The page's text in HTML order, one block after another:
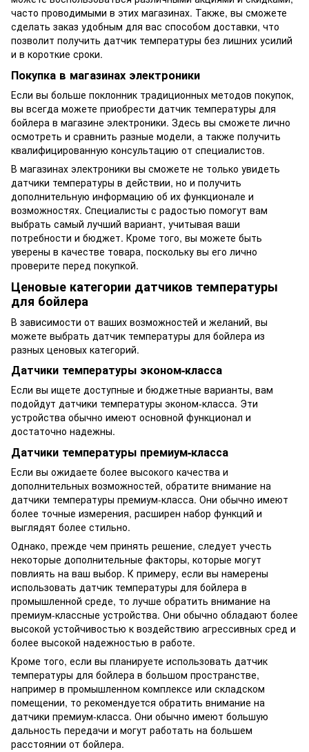
часто проводимыми в этих магазинах. Также, вы сможете
сделать заказ удобным для вас способом доставки, что
позволит получить датчик температуры без лишних усилий
и в короткие сроки.
Покупка в магазинах электроники
Если вы больше поклонник традиционных методов покупок,
вы всегда можете приобрести датчик температуры для
бойлера в магазине электроники. Здесь вы сможете лично
осмотреть и сравнить разные модели, а также получить
квалифицированную консультацию от специалистов.
В магазинах электроники вы сможете не только увидеть
датчики температуры в действии, но и получить
дополнительную информацию об их функционале и
возможностях. Специалисты с радостью помогут вам
выбрать самый лучший вариант, учитывая ваши
потребности и бюджет. Кроме того, вы можете быть
уверены в качестве товара, поскольку вы его лично
проверите перед покупкой.
Ценовые категории датчиков температуры
для бойлера
В зависимости от ваших возможностей и желаний, вы
можете выбрать датчик температуры для бойлера из
разных ценовых категорий.
Датчики температуры эконом-класса
Если вы ищете доступные и бюджетные варианты, вам
подойдут датчики температуры эконом-класса. Эти
устройства обычно имеют основной функционал и
достаточно надежны.
Датчики температуры премиум-класса
Если вы ожидаете более высокого качества и
дополнительных возможностей, обратите внимание на
датчики температуры премиум-класса. Они обычно имеют
более точные измерения, расширен набор функций и
выглядят более стильно.
Однако, прежде чем принять решение, следует учесть
некоторые дополнительные факторы, которые могут
повлиять на ваш выбор. К примеру, если вы намерены
использовать датчик температуры для бойлера в
промышленной среде, то лучше обратить внимание на
премиум-классные устройства. Они обычно обладают более
высокой устойчивостью к воздействию агрессивных сред и
более высокой надежностью в работе.
Кроме того, если вы планируете использовать датчик
температуры для бойлера в большом пространстве,
например в промышленном комплексе или складском
помещении, то рекомендуется обратить внимание на
датчики премиум-класса. Они обычно имеют большую
дальность передачи и могут работать на большем
расстоянии от бойлера.